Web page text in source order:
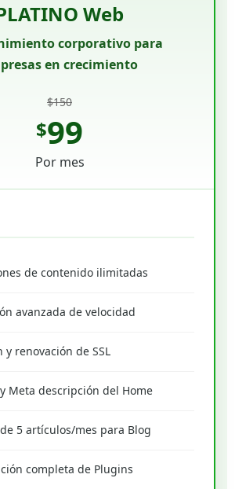
Web
corporativo para
en crecimiento
$150
$99
Por mes
de contenido ilimitadas
avanzada de velocidad
y renovación de SSL
Meta descripción del Home
5 artículos/mes para Blog
completa de Plugins